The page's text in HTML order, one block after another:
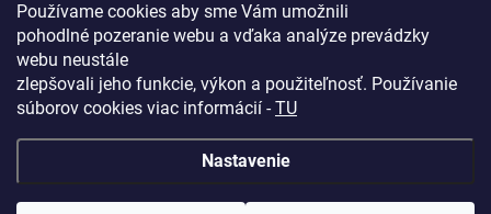
Používame cookies aby sme Vám umožnili
pohodlné pozeranie webu a vďaka analýze prevádzky
webu neustále
zlepšovali jeho funkcie, výkon a použiteľnosť. Používanie
súborov cookies viac informácií -TU
Nastavenie
Heureka.sk